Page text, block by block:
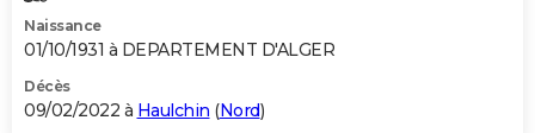
Naissance
01/10/1931 à DEPARTEMENT D'ALGER
Décès
09/02/2022 à Haulchin (Nord)